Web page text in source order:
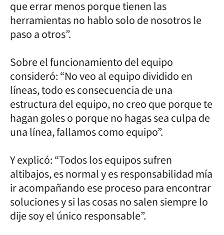
que errar menos porque tienen las
herramientas no hablo solo de nosotros le
paso a otros”.
Sobre el funcionamiento del equipo
consideró: “No veo al equipo dividido en
líneas, todo es consecuencia de una
estructura del equipo, no creo que porque te
hagan goles o porque no hagas sea culpa de
una línea, fallamos como equipo”.
Y explicó: “Todos los equipos sufren
altibajos, es normal y es responsabilidad mía
ir acompañando ese proceso para encontrar
soluciones y si las cosas no salen siempre lo
dije soy el único responsable”.